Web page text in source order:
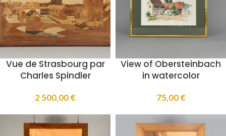
Vue de Strasbourg par
Charles Spindler
2 500,00€
View of Obersteinbach
in watercolor
75,00€